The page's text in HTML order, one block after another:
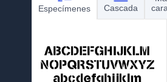
Especímenes Cascada